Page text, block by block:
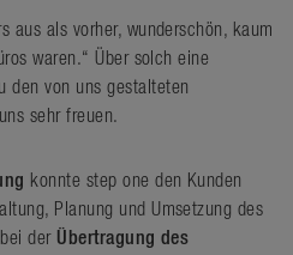
aus als vorher, wunderschön, kaum
waren.“ Über solch eine
den von uns gestalteten
sehr freuen.
konnte step one den Kunden
Planung und Umsetzung des
der Übertragung des